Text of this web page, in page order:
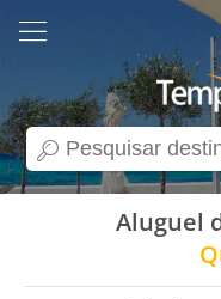
search
Aluguel